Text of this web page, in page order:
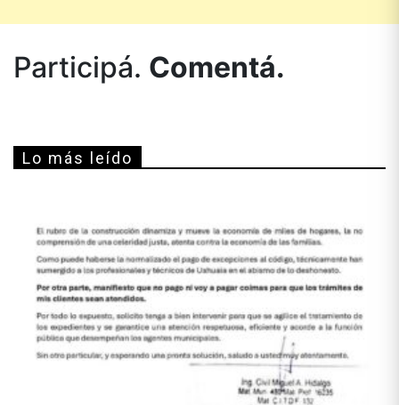
Participá. Comentá.
Lo más leído